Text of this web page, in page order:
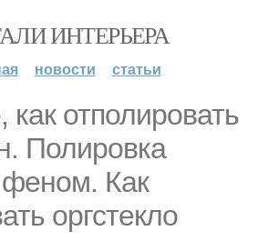
ИНТЕРЬЕРА
новости статьи
как отполировать
Полировка
феном. Как
оргстекло